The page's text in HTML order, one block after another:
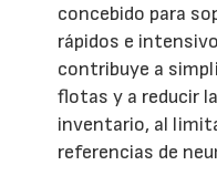
concebido para
rápidos e
contribuye a
flotas y a reducir
inventario, al
referencias de